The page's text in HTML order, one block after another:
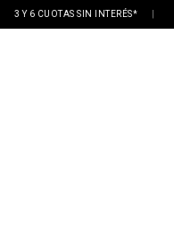
3 Y 6 CUOTAS SIN INTERÉS* |